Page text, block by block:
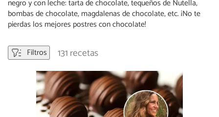
negro y con leche: tarta de chocolate, tequeños de Nutella,
bombas de chocolate, magdalenas de chocolate, etc. ¡No te
pierdas los mejores postres con chocolate!
Filtros 131 recetas